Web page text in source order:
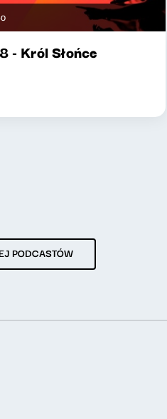
- Król Słońce
PODCASTÓW